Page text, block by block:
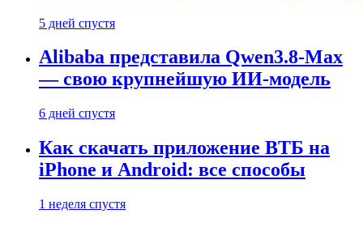
5 дней спустя
Alibaba представила Qwen3.8-Max
— свою крупнейшую ИИ-модель
6 дней спустя
Как скачать приложение ВТБ на
iPhone и Android: все способы
1 неделя спустя